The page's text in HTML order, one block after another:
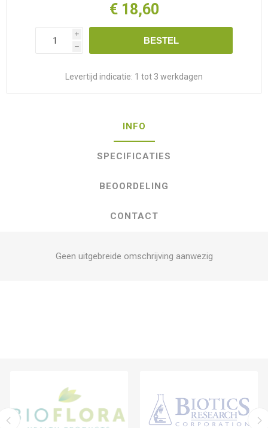
€ 18,60
i
h
BESTEL
Levertijd indicatie: 1 tot 3 werkdagen
INFO
SPECIFICATIES
BEOORDELING
CONTACT
Geen uitgebreide omschrijving aanwezig